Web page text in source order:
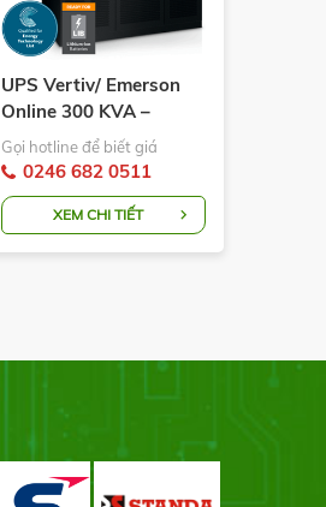
UPS Vertiv/ Emerson
Online 300 KVA –
Model: Liebert EXL S1
300KVA
Gọi hotline để biết giá
0246 682 0511
XEM CHI TIẾT